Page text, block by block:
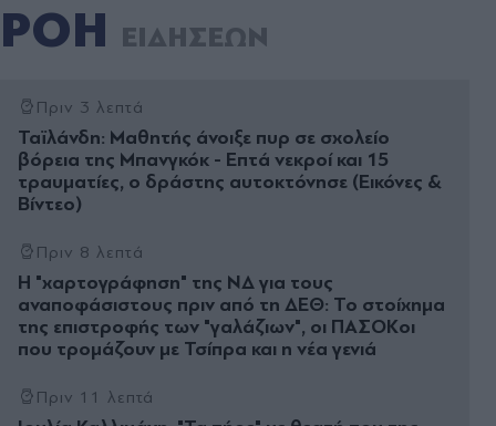
ΡΟΗ ΕΙΔΗΣΕΩΝ
Πριν 3 λεπτά
Ταϊλάνδη: Μαθητής άνοιξε πυρ σε σχολείο
βόρεια της Μπανγκόκ - Επτά νεκροί και 15
τραυματίες, ο δράστης αυτοκτόνησε (Εικόνες &
Βίντεο)
Πριν 8 λεπτά
Η "χαρτογράφηση" της ΝΔ για τους
αναποφάσιστους πριν από τη ΔΕΘ: Το στοίχημα
της επιστροφής των "γαλάζιων", οι ΠΑΣΟΚοι
που τρομάζουν με Τσίπρα και η νέα γενιά
Πριν 11 λεπτά